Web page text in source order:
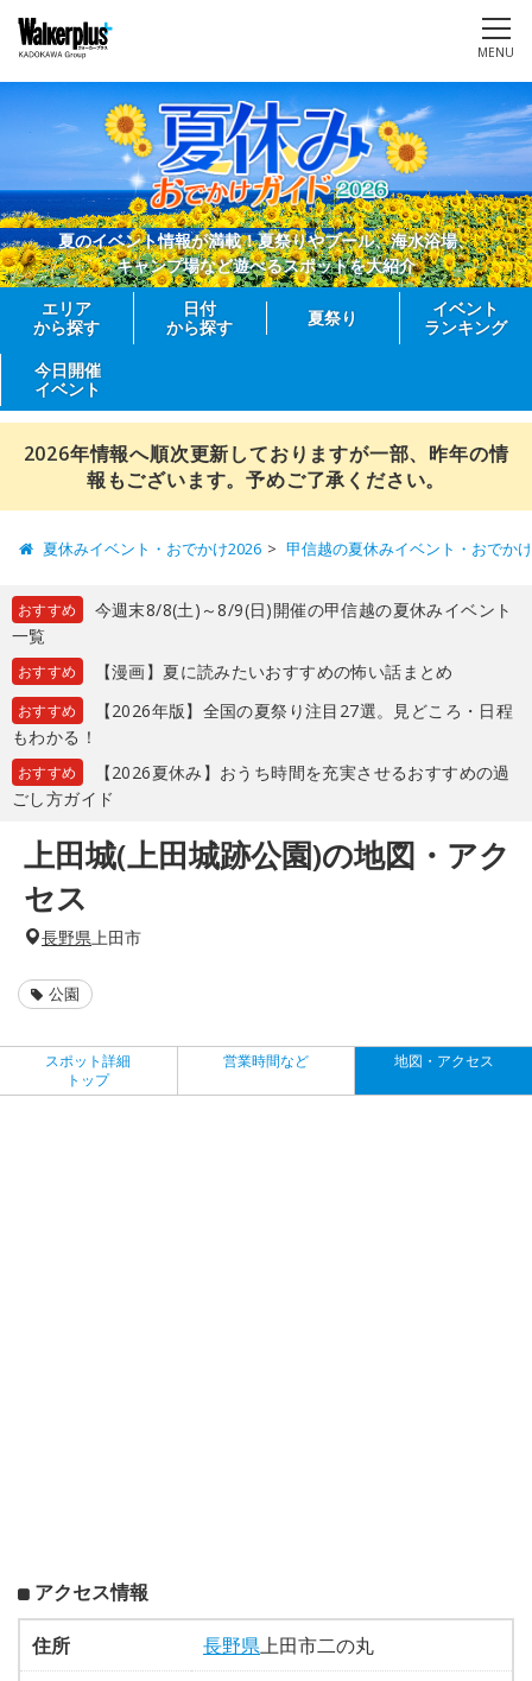
MENU
夏のイベント情報が満載！夏祭りやプール、海水浴場、
キャンプ場など遊べるスポットを大紹介
エリア
から探す
日付
から探す
夏祭り
イベント
ランキング
今日開催
イベント
2026年情報へ順次更新しておりますが一部、昨年の情
報もございます。予めご了承ください。
夏休みイベント・おでかけ2026 甲信越の夏休みイベント・おでか
おすすめ
今週末8/8(土)～8/9(日)開催の甲信越の夏休みイベント
一覧
おすすめ 【漫画】夏に読みたいおすすめの怖い話まとめ
おすすめ
【2026年版】全国の夏祭り注目27選。見どころ・日程
もわかる！
おすすめ
【2026夏休み】おうち時間を充実させるおすすめの過
ごし方ガイド
上田城(上田城跡公園)の地図・アク
セス
長野県 上田市
公園
スポット詳細
トップ
営業時間など 地図・アクセス
アクセス情報
住所 長野県上田市二の丸